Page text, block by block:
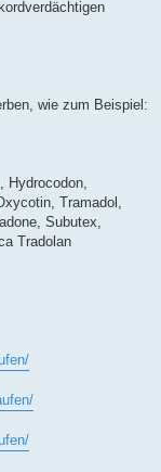
wie zum Beispiel:
Tramadol,
Subutex,
Tradolan